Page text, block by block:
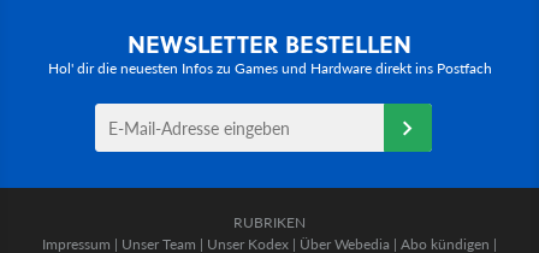
NEWSLETTER BESTELLEN
Hol' dir die neuesten Infos zu Games und Hardware direkt ins Postfach
RUBRIKEN
Impressum | Unser Team | Unser Kodex | Über Webedia | Abo kündigen |